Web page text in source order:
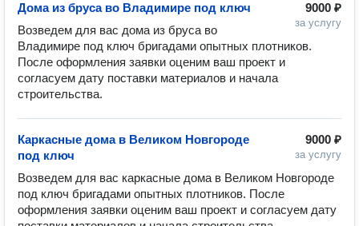
9000 ₽
за услугу
Дома из бруса во Владимире под ключ
Возведем для вас дома из бруса во
Владимире под ключ бригадами опытных плотников.
После оформления заявки оценим ваш проект и
согласуем дату поставки материалов и начала
9000 ₽
за услугу
Каркасные дома в Великом Новгороде
под ключ
Возведем для вас каркасные дома в Великом Новгороде
под ключ бригадами опытных плотников. После
оформления заявки оценим ваш проект и согласуем дату